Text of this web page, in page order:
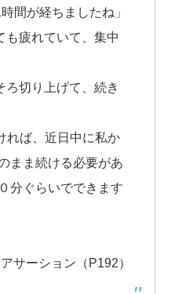
間が経ちましたね」
も疲れていて、集中
ろ切り上げて、続き
れば、近日中に私か
まま続ける必要があ
分ぐらいでできます
サーション（P192）